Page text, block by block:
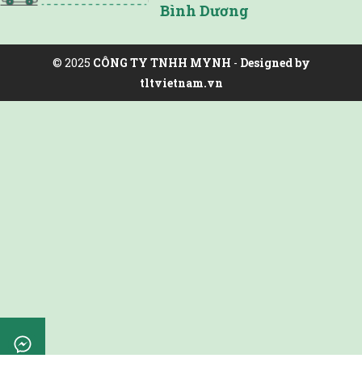
Bình Dương
© 2025 CÔNG TY TNHH MYNH - Designed by
tltvietnam.vn